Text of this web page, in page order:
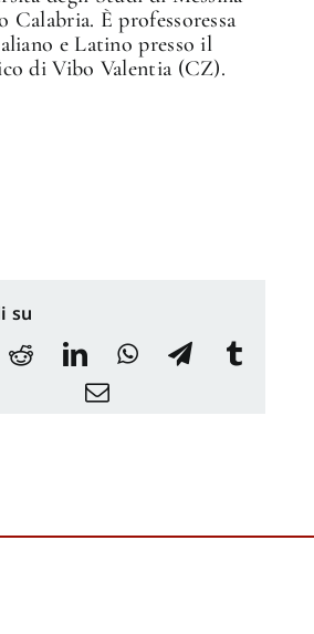
Calabria. È professoressa
e Latino presso il
di Vibo Valentia (CZ).
su